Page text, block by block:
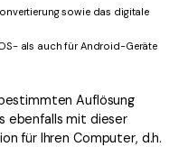
sowie das digitale
als auch für Android-Geräte
Auflösung
ebenfalls mit dieser
für Ihren Computer, d.h.